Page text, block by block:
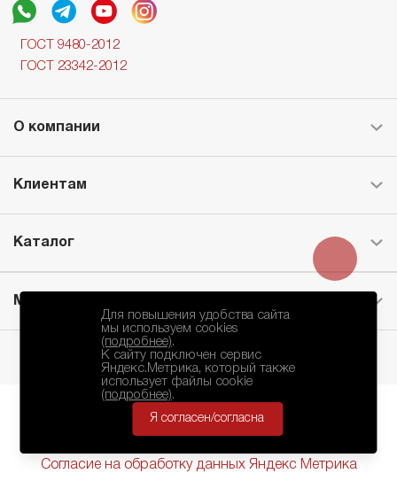
ГОСТ 9480-2012
ГОСТ 23342-2012
О компании
Клиентам
Каталог
Месторождение
БКЗ © 2010-2024.
Согласие на обработку данных Яндекс Метрика
Для повышения удобства сайта
мы используем cookies
(подробнее).
К сайту подключен сервис
Яндекс.Метрика, который также
использует файлы cookie
(подробнее).
Я согласен/согласна